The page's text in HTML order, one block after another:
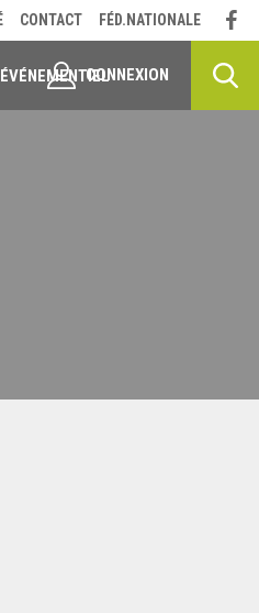
ÉVÉNEMENTIEL
CONTACT FÉD.NATIONALE
CONNEXION